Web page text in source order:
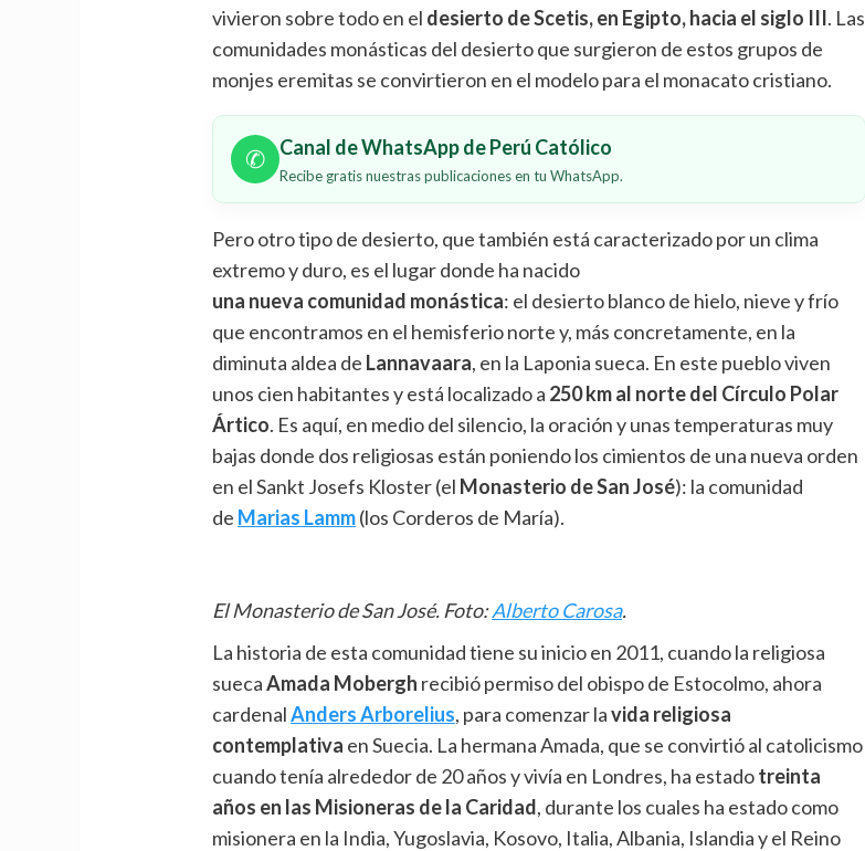
vivieron sobre todo en el desierto de Scetis, en Egipto, hacia el siglo III. Las
comunidades monásticas del desierto que surgieron de estos grupos de
monjes eremitas se convirtieron en el modelo para el monacato cristiano.
✆ Canal de WhatsApp de Perú Católico
Recibe gratis nuestras publicaciones en tu WhatsApp.
Pero otro tipo de desierto, que también está caracterizado por un clima
extremo y duro, es el lugar donde ha nacido
una nueva comunidad monástica: el desierto blanco de hielo, nieve y frío
que encontramos en el hemisferio norte y, más concretamente, en la
diminuta aldea de Lannavaara, en la Laponia sueca. En este pueblo viven
unos cien habitantes y está localizado a 250 km al norte del Círculo Polar
Ártico. Es aquí, en medio del silencio, la oración y unas temperaturas muy
bajas donde dos religiosas están poniendo los cimientos de una nueva orden
en el Sankt Josefs Kloster (el Monasterio de San José): la comunidad
de Marias Lamm(los Corderos de María).
El Monasterio de San José. Foto:Alberto Carosa.
La historia de esta comunidad tiene su inicio en 2011, cuando la religiosa
suecaAmada Mobergh recibió permiso del obispo de Estocolmo, ahora
cardenalAnders Arborelius, para comenzar lavida religiosa
contemplativa en Suecia. La hermana Amada, que se convirtió al catolicismo
cuando tenía alrededor de 20 años y vivía en Londres, ha estadotreinta
años en las Misioneras de la Caridad, durante los cuales ha estado como
misionera en la India, Yugoslavia, Kosovo, Italia, Albania, Islandia y el Reino